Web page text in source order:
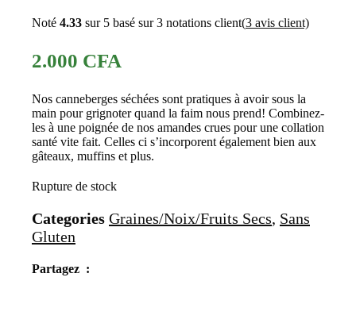
Noté 4.33 sur 5 basé sur3 notations client(3 avis client)
2.000 CFA
Nos canneberges séchées sont pratiques à avoir sous la
main pour grignoter quand la faim nous prend! Combinez-
les à une poignée de nos amandes crues pour une collation
santé vite fait. Celles ci s’incorporent également bien aux
gâteaux, muffins et plus.
Rupture de stock
Categories Graines/Noix/Fruits Secs, Sans
Gluten
Partagez :